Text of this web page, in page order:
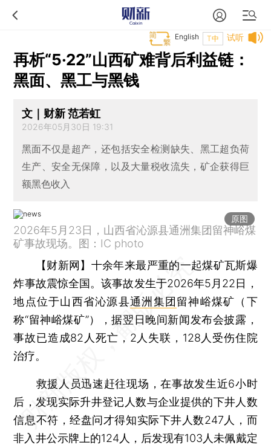
试听
T中
English
再析“5·22”山西矿难背后利益链：
黑面、黑工与黑钱
文｜财新 范若虹
2026年05月30日 19:31
黑面不仅是超产，还包括安全检测缺失、黑工超负荷
生产、安全无保障，以及大量税收流失，矿企获得巨
额黑色收入
原图
2026年5月23日，山西省沁源县通洲集团留神峪煤
矿事故现场。图：IC photo
【财新网】 十余年来最严重的一起煤矿瓦斯爆
炸事故震惊全国。该事故发生于2026年5月22日，
地点位于山西省沁源县通洲集团 留神峪煤矿（下
称“留神峪煤矿”），据翌日晚间新闻发布会披露，
事故已造成82人死亡，2人失联，128人受伤住院
治疗。
救援人员迅速赶往现场，在事故发生近6小时
后，发现实际升井登记人数与企业提供的下井人数
信息不符，经盘问才得知实际下井人数247人，而
非入井公示牌上的124人，后发现有103人未佩戴定